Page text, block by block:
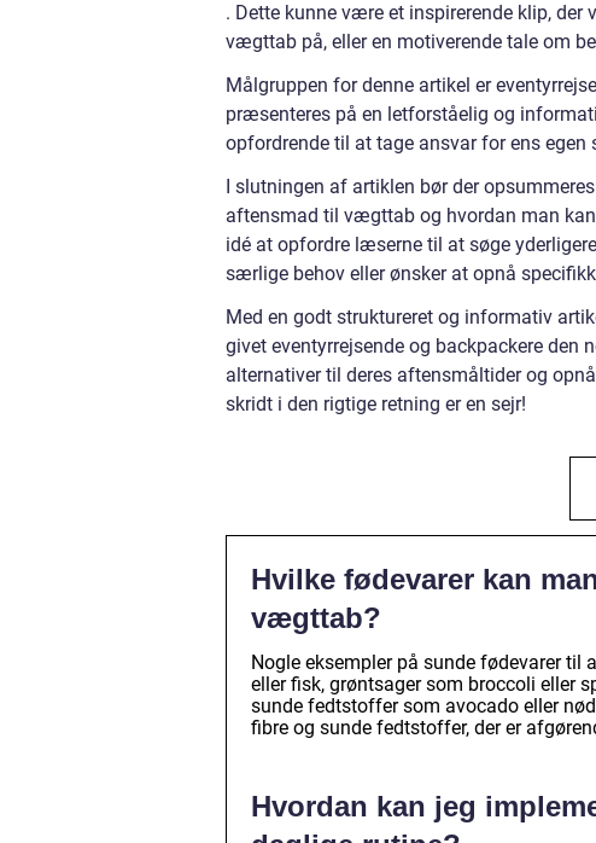
. Dette kunne være et inspirerende klip,
vægttab på, eller en motiverende tale om
Målgruppen for denne artikel er
præsenteres på en letforståelig og
opfordrende til at tage ansvar for ens
I slutningen af artiklen bør der
aftensmad til vægttab og hvordan man
idé at opfordre læserne til at søge
særlige behov eller ønsker at opnå
Med en godt struktureret og informativ
givet eventyrrejsende og backpackere
alternativer til deres aftensmåltider og
skridt i den rigtige retning er en sejr!
Hvilke fødevarer kan
vægttab?
Nogle eksempler på sunde fødevarer
eller fisk, grøntsager som broccoli eller
sunde fedtstoffer som avocado eller
fibre og sunde fedtstoffer, der er
Hvordan kan jeg